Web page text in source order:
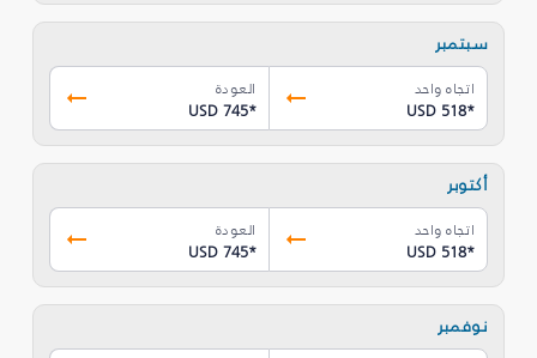
سبتمبر
اتجاه واحد
USD 518*
العودة
USD 745*
أكتوبر
اتجاه واحد
USD 518*
العودة
USD 745*
نوفمبر